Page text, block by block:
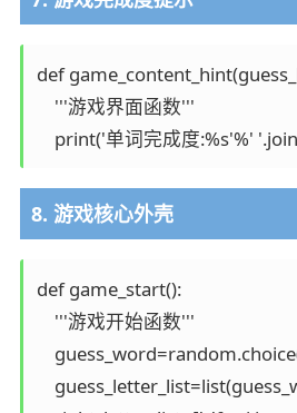
def
'''游戏界面函数'''
print('单词完成度:%s'%'
8. 游戏核心外壳
def game_start():
    '''游戏开始函数'''